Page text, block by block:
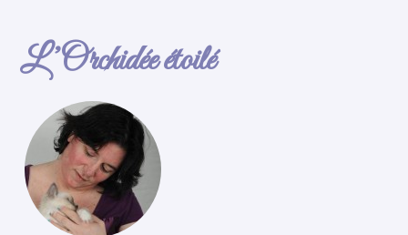
L’Orchidée étoilé